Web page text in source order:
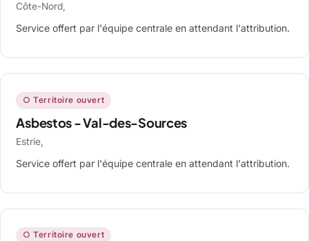
Côte-Nord,
Service offert par l'équipe centrale en attendant l'attribution.
○ Territoire ouvert
Asbestos - Val-des-Sources
Estrie,
Service offert par l'équipe centrale en attendant l'attribution.
○ Territoire ouvert